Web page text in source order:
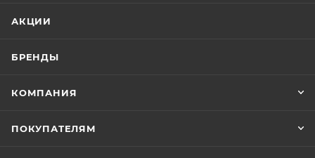
фиксации багажа, в другой - отделение с клапаном
к вещам: передний карман соединён с основным
АКЦИИ
БРЕНДЫ
КОМПАНИЯ
ПОКУПАТЕЛЯМ